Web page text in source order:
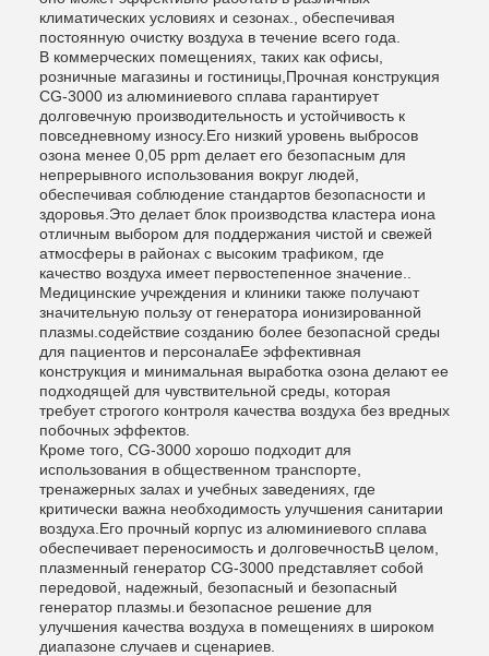
климатических условиях и сезонах., обеспечивая
постоянную очистку воздуха в течение всего года.
В коммерческих помещениях, таких как офисы,
розничные магазины и гостиницы,Прочная конструкция
CG-3000 из алюминиевого сплава гарантирует
долговечную производительность и устойчивость к
повседневному износу.Его низкий уровень выбросов
озона менее 0,05 ppm делает его безопасным для
непрерывного использования вокруг людей,
обеспечивая соблюдение стандартов безопасности и
здоровья.Это делает блок производства кластера иона
отличным выбором для поддержания чистой и свежей
атмосферы в районах с высоким трафиком, где
качество воздуха имеет первостепенное значение..
Медицинские учреждения и клиники также получают
значительную пользу от генератора ионизированной
плазмы.содействие созданию более безопасной среды
для пациентов и персоналаЕе эффективная
конструкция и минимальная выработка озона делают ее
подходящей для чувствительной среды, которая
требует строгого контроля качества воздуха без вредных
побочных эффектов.
Кроме того, CG-3000 хорошо подходит для
использования в общественном транспорте,
тренажерных залах и учебных заведениях, где
критически важна необходимость улучшения санитарии
воздуха.Его прочный корпус из алюминиевого сплава
обеспечивает переносимость и долговечностьВ целом,
плазменный генератор CG-3000 представляет собой
передовой, надежный, безопасный и безопасный
генератор плазмы.и безопасное решение для
улучшения качества воздуха в помещениях в широком
диапазоне случаев и сценариев.